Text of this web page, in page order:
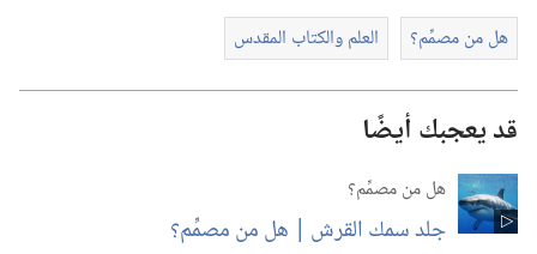
هل من مصمِّم؟‏ العلم والكتاب المقدس
قد يعجبك أيضًا
هل من مصمِّم؟‏
جلد سمك القرش | هل من مصمِّم؟‏